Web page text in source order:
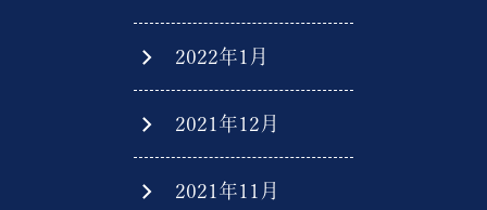
2022年1月
2021年12月
2021年11月